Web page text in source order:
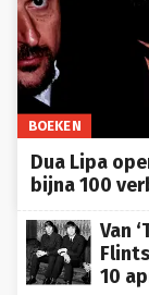
BOEKEN
Dua Lipa
bijna 100
Van
10